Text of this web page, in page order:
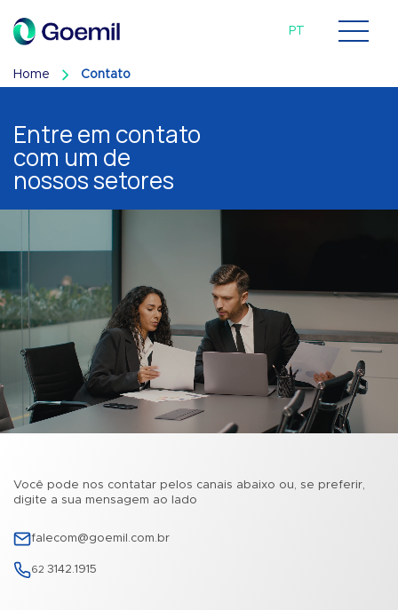
PT
Home Contato
Entre em contato
com um de
nossos setores
Você pode nos contatar pelos canais abaixo ou, se preferir,
digite a sua mensagem ao lado
falecom@goemil.com.br
62 3142.1915